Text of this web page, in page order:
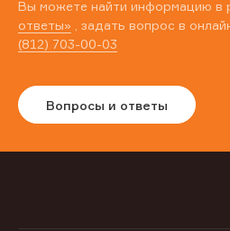
Вы можете найти информацию в
ответы» , задать вопрос в
(812) 703-00-03
Вопросы и ответы